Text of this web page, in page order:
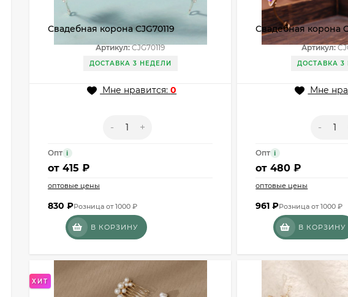
Свадебная корона CJG70119
Артикул:CJG70119
ДОСТАВКА 3 НЕДЕЛИ
Мне нравится:0
- +
Опт i
от 415 ₽
оптовые цены
830 ₽Розница от 1000 ₽
В КОРЗИНУ
Свадебная корона
Артикул:
ДОСТАВКА 3
Мне
-
Опт i
от480 ₽
оптовые цены
961₽Розница от 1000 ₽
В КОРЗИНУ
ХИТ